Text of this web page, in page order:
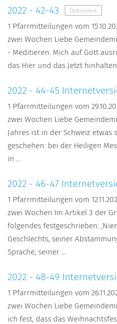
2022 - 42-43 Dokument
1 Pfarrmitteilungen vom
zwei Wochen Liebe
- Meditieren. Mich auf Gott
das Hier und das Jetzt hinhalten.
2022 - 44-45
1 Pfarrmitteilungen vom
zwei Wochen Liebe
Jahres ist in der Schweiz
geschehen: bei der Heiligen
in ...
2022 - 46-47
1 Pfarrmitteilungen vom
zwei Wochen Im Artikel 3 der
folgendes festgeschrieben:
Geschlechts, seiner
Sprache, seiner ...
2022 - 48-49
1 Pfarrmitteilungen vom
zwei Wochen Liebe
ich fest, dass das